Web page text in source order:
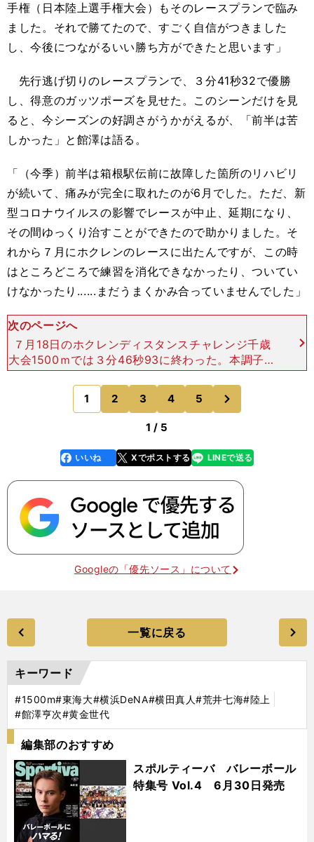
手権（日本陸上選手権大会）もそのレースプランで臨み
ました。それで勝てたので、すごく自信がつきました
し、今後につながるいい勝ち方ができたと思います」
先行逃げ切りのレースプランで、３分41秒32で優勝
し、得意のガッツポーズを見せた。このシーンだけを見
ると、今シーズンの好調さがうかがえるが、「前半は苦
しかった」と館澤は語る。
「（今季）前半は箱根駅伝前に故障した箇所のリハビリ
が続いて、痛みが完全に取れたのが6月でした。ただ、新
型コロナウイルスの影響でレースが中止、延期になり、
その間ゆっくり治すことができたので助かりました。そ
れから７月にホクレンのレースに出たんですが、この時
はところどころで練習を消化できなかったり、ついてい
けなかったり......まだうまくかみ合っていませんでした」
次のページへ
７月18日のホクレンディスタンスチャレンジ千歳
大会1500ｍでは３分46秒93に終わった。本調子に
はほど遠く、レース後は悔しそうな表情を浮かべて
いた。 ところが、それからわずか6日後の7月24
日、東
1 2 3 4 5
のページへ
1 / 5
faceboo
k
いいね Xでポストする
line LINEで送る
Googleの「優先ソース」について
一覧に戻る
キーワード
#1500m#東海大#横浜DeNA#横田真人#荒井七海#陸上
#館澤亨次#黄金世代
編集部のおすすめ
スポルティーバ バレーボール
特集号 Vol.4 6月30日発売